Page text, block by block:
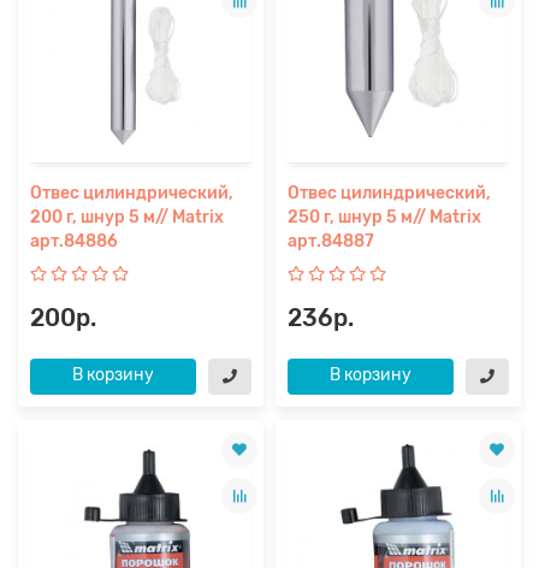
Отвес цилиндрический,
200 г, шнур 5 м// Matrix
арт.84886
200р.
В корзину
Отвес цилиндрический,
250 г, шнур 5 м// Matrix
арт.84887
236р.
В корзину